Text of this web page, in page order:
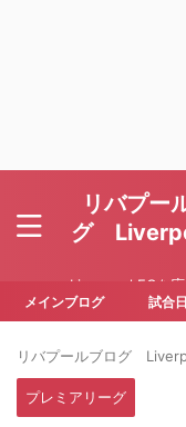
リバプー
グ
Liverpool FCを
メインブログ 試合
リバプールブログ
プレミアリーグ